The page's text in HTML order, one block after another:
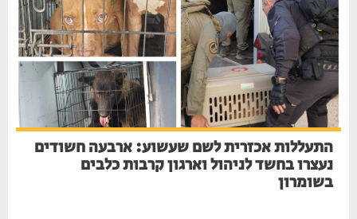
התעללות אכזרית לשם שעשוע: ארבעה חשודים
נעצרו בחשד לניהול וארגון קרבות כלבים
בשומרון